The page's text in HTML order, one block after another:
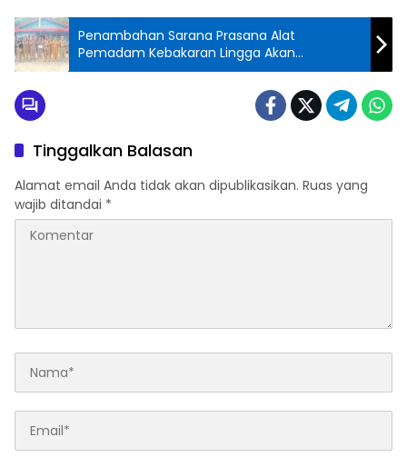
Penambahan Sarana Prasana Alat
Pemadam Kebakaran Lingga Akan
Direalisasikan Menggunakan Dana CSR
Tinggalkan Balasan
Alamat email Anda tidak akan dipublikasikan. Ruas yang
wajib ditandai *